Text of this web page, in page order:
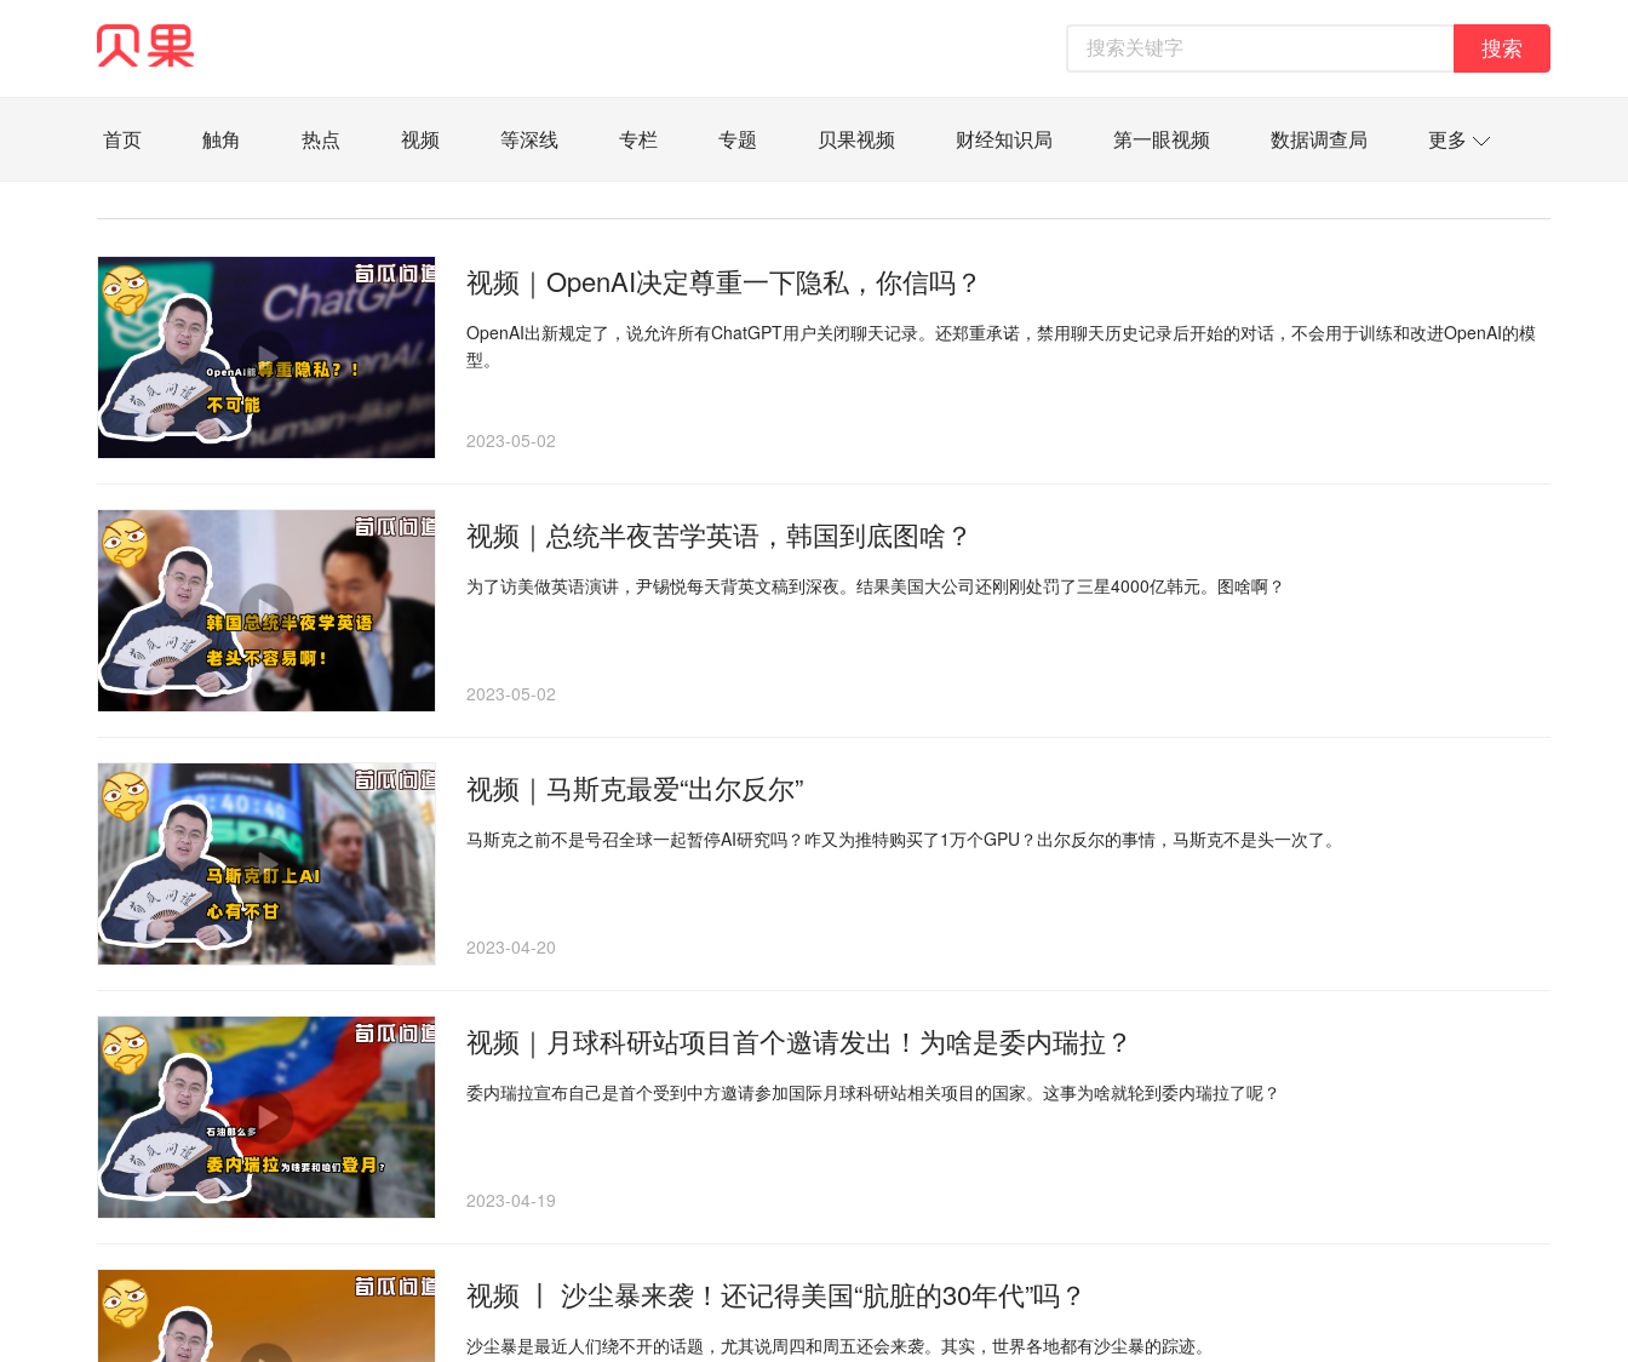
搜索
首页 触角 热点 视频 等深线 专栏 专题 贝果视频 财经知识局 第一眼视频 数据调查局 更多
直观 见智财经 环球企业沉浮录 辉常道 荀瓜问道 商学院 报纸视频 企业面面观 太空星愿航天资讯
经济史话
照理生活
照理说事 等深线精选 宏观经济 事件 要闻 区域经济
家电家居
航旅交运 案例 医药健康 文娱 体育 消费 银行 理财 资本市场 资管 信托交易 保险
金融市场
智库
新域实验室 今日快评 我们来补课
企业快讯
智造
视频｜OpenAI决定尊重一下隐私，你信吗？
OpenAI出新规定了，说允许所有ChatGPT用户关闭聊天记录。还郑重承诺，禁用聊天历史记录后开始的对话，不会用于训练和改进OpenAI的模
型。
2023-05-02
视频｜总统半夜苦学英语，韩国到底图啥？
为了访美做英语演讲，尹锡悦每天背英文稿到深夜。结果美国大公司还刚刚处罚了三星4000亿韩元。图啥啊？
2023-05-02
视频｜马斯克最爱“出尔反尔”
马斯克之前不是号召全球一起暂停AI研究吗？咋又为推特购买了1万个GPU？出尔反尔的事情，马斯克不是头一次了。
2023-04-20
视频｜月球科研站项目首个邀请发出！为啥是委内瑞拉？
委内瑞拉宣布自己是首个受到中方邀请参加国际月球科研站相关项目的国家。这事为啥就轮到委内瑞拉了呢？
2023-04-19
视频 丨 沙尘暴来袭！还记得美国“肮脏的30年代”吗？
沙尘暴是最近人们绕不开的话题，尤其说周四和周五还会来袭。其实，世界各地都有沙尘暴的踪迹。